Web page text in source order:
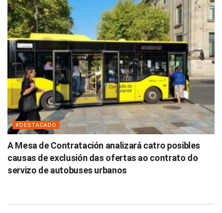
#DESTACADO
A Mesa de Contratación analizará catro posibles
causas de exclusión das ofertas ao contrato do
servizo de autobuses urbanos